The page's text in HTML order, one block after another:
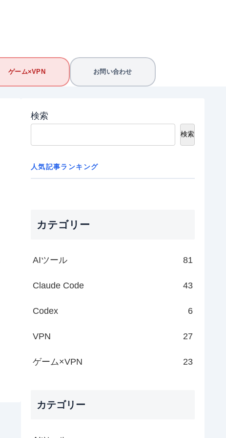
ゲーム×VPN お問い合わせ
検索
検索
人気記事ランキング
カテゴリー
AIツール 81
Claude Code 43
Codex 6
VPN 27
ゲーム×VPN 23
カテゴリー